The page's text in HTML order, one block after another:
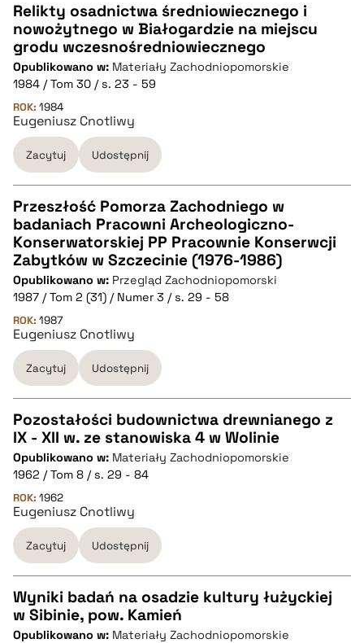
CZYSTY TEKST
pobierz cytat
BIBTEX
pobierz cytat
Relikty osadnictwa średniowiecznego i
nowożytnego w Białogardzie na miejscu
grodu wczesnośredniowiecznego
Opublikowano w: Materiały Zachodniopomorskie
1984 / Tom 30 / s. 23 - 59
ROK: 1984
Eugeniusz Cnotliwy
Zacytuj Udostępnij
CZYSTY TEKST
pobierz cytat
BIBTEX
pobierz cytat
Przeszłość Pomorza Zachodniego w
badaniach Pracowni Archeologiczno-
Konserwatorskiej PP Pracownie Konserwcji
Zabytków w Szczecinie (1976-1986)
Opublikowano w: Przegląd Zachodniopomorski
1987 / Tom 2 (31) / Numer 3 / s. 29 - 58
ROK: 1987
Eugeniusz Cnotliwy
Zacytuj Udostępnij
CZYSTY TEKST
pobierz cytat
BIBTEX
pobierz cytat
Pozostałości budownictwa drewnianego z
IX - XII w. ze stanowiska 4 w Wolinie
Opublikowano w: Materiały Zachodniopomorskie
1962 / Tom 8 / s. 29 - 84
ROK: 1962
Eugeniusz Cnotliwy
Zacytuj Udostępnij
CZYSTY TEKST
Wyniki badań na osadzie kultury łużyckiej
w Sibinie, pow. Kamień
Opublikowano w: Materiały Zachodniopomorskie